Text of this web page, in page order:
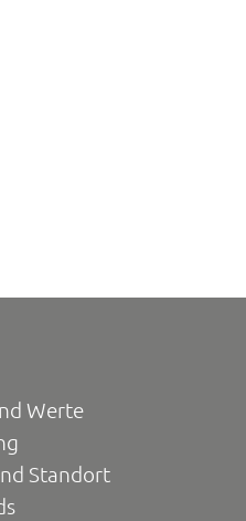
Werte
Standort